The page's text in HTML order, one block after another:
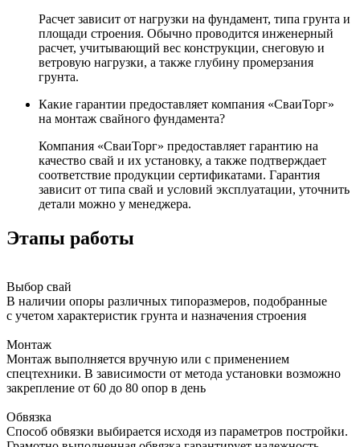
Расчет зависит от нагрузки на фундамент, типа грунта и
площади строения. Обычно проводится инженерный
расчет, учитывающий вес конструкции, снеговую и
ветровую нагрузки, а также глубину промерзания
грунта.
Какие гарантии предоставляет компания «СваиТорг»
на монтаж свайного фундамента?
Компания «СваиТорг» предоставляет гарантию на
качество свай и их установку, а также подтверждает
соответствие продукции сертификатами. Гарантия
зависит от типа свай и условий эксплуатации, уточнить
детали можно у менеджера.
Этапы работы
Выбор свай
В наличии опоры различных типоразмеров, подобранные
с учетом характеристик грунта и назначения строения
Монтаж
Монтаж выполняется вручную или с применением
спецтехники. В зависимости от метода установки возможно
закрепление от 60 до 80 опор в день
Обвязка
Способ обвязки выбирается исходя из параметров постройки.